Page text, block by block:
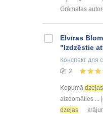
Grāmatas
Elvīras
"Izdzēstie
Конспект для
2
Kopumā dzejas
aizdomāties ...
dzejas